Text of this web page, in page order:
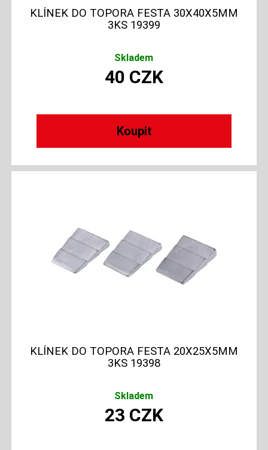
KLÍNEK DO TOPORA FESTA 30X40X5MM
3KS 19399
Skladem
40 CZK
KLÍNEK DO TOPORA FESTA 20X25X5MM
3KS 19398
Skladem
23 CZK